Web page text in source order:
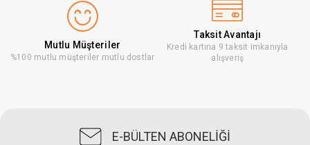
Mutlu Müşteriler
%100 mutlu müşteriler mutlu dostlar
Taksit Avantajı
Kredi kartına 9 taksit imkanıyla
alışveriş
E-BÜLTEN ABONELİĞİ